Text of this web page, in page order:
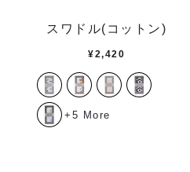
スワドル(コットン)
¥2,420
+5 More